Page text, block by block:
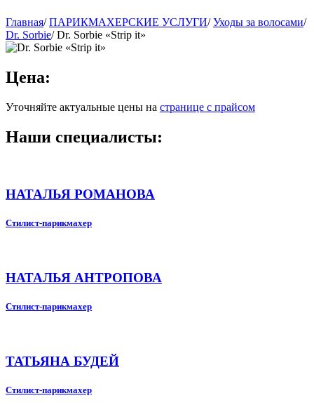
Главная/ ПАРИКМАХЕРСКИЕ УСЛУГИ/ Уходы за волосами/
Dr. Sorbie/ Dr. Sorbie «Strip it»
Цена:
Уточняйте актуальные цены на странице с прайсом
Наши специалисты:
НАТАЛЬЯ РОМАНОВА
Стилист-парикмахер
НАТАЛЬЯ АНТРОПОВА
Стилист-парикмахер
ТАТЬЯНА БУДЕЙ
Стилист-парикмахер